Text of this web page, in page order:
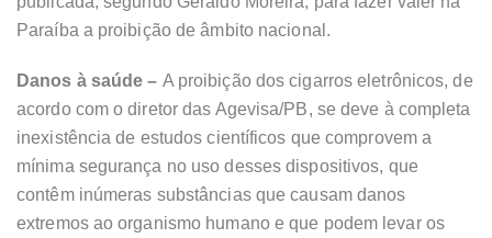
Paraíba a proibição de âmbito nacional.
Danos à saúde – A proibição dos cigarros eletrônicos, de
acordo com o diretor das Agevisa/PB, se deve à completa
inexistência de estudos científicos que comprovem a
mínima segurança no uso desses dispositivos, que
contêm inúmeras substâncias que causam danos
extremos ao organismo humano e que podem levar os